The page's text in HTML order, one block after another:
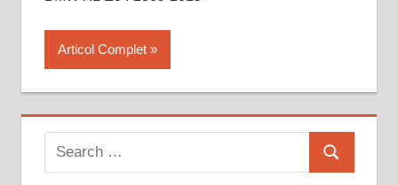
Articol Complet
Search
for:
Search